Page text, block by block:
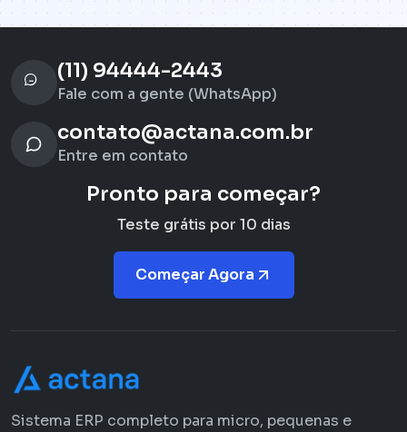
(11) 94444-2443
Fale com a gente (WhatsApp)
contato@actana.com.br
Entre em contato
Pronto para começar?
Teste grátis por 10 dias
Começar Agora
Sistema ERP completo para micro, pequenas e